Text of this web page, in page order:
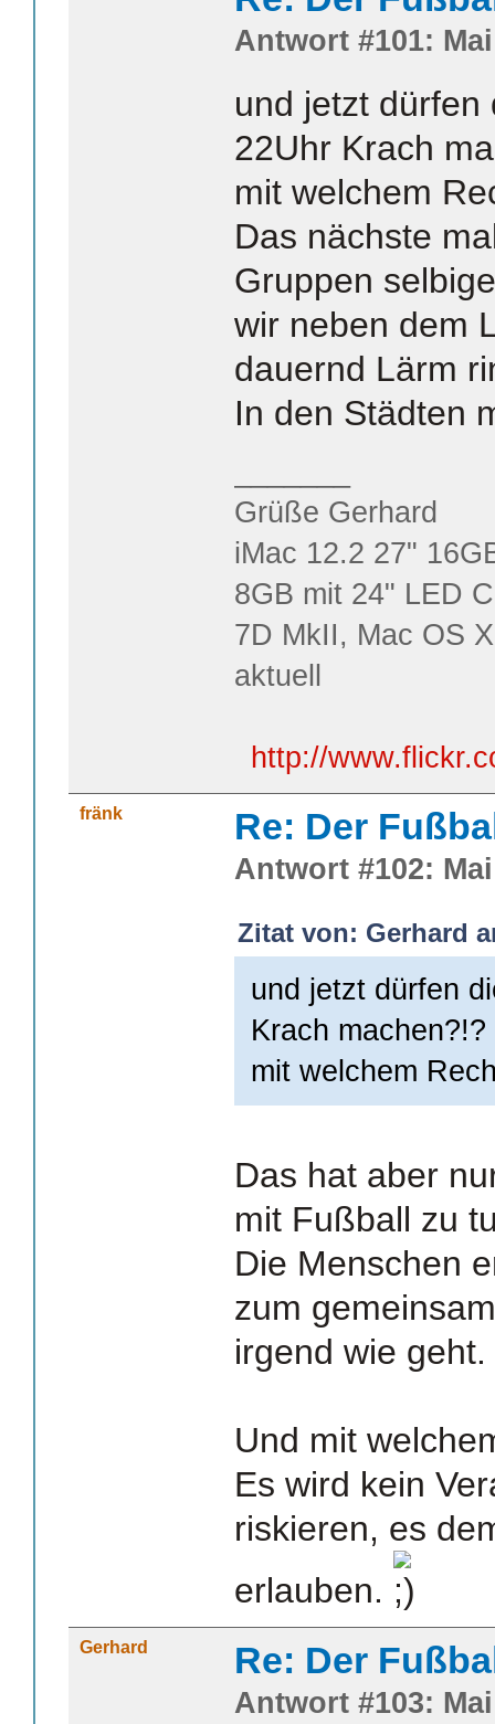
Antwort #101:
und jetzt dürfen
22Uhr Krach
mit welchem
Das nächste
Gruppen
wir neben dem
dauernd Lärm
In den Städten
Grüße Gerhard
iMac 12.2 27"
8GB mit 24" LED
7D MkII, Mac OS
aktuell
http://
fränk Re: Der
Antwort #102:
Zitat von: Gerhard
und jetzt dürfen
Krach machen?!?
mit welchem
Das hat aber
mit Fußball zu
Die Menschen
zum
irgend wie geht.
Und mit
Es wird kein
riskieren, es
erlauben.
Gerhard Re: Der
Antwort #103: